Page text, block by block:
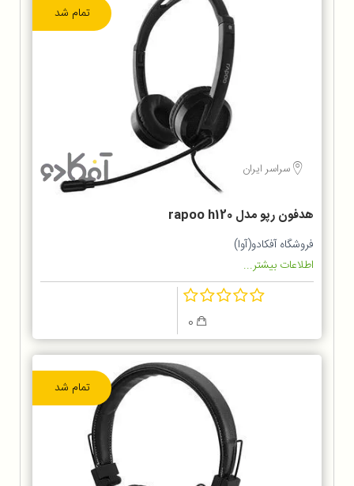
تمام شد
سراسر ایران
هدفون رپو مدل rapoo h120
فروشگاه آفکادو(آوا)
اطلاعات بیشتر...
تمام شد